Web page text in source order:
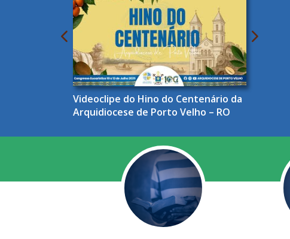
Videoclipe do Hino do Centenário da
Arquidiocese de Porto Velho – RO